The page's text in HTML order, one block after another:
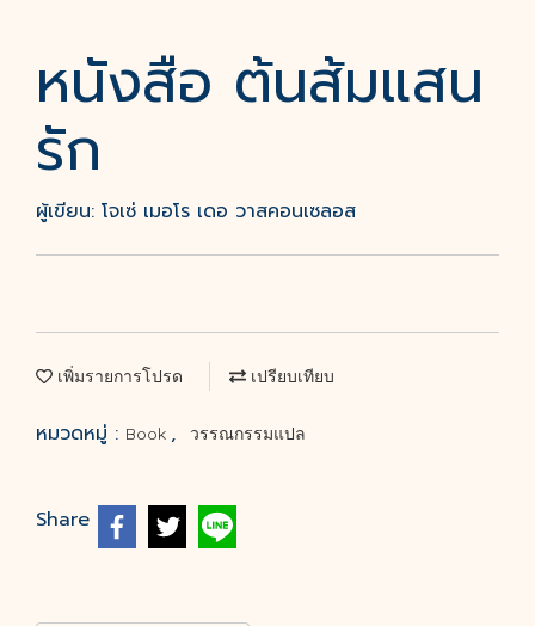
หนังสือ ต้นส้มแสน
รัก
ผู้เขียน: โจเซ่ เมอโร เดอ วาสคอนเซลอส
เพิ่มรายการโปรด เปรียบเทียบ
หมวดหมู่ : Book , วรรณกรรมแปล
Share